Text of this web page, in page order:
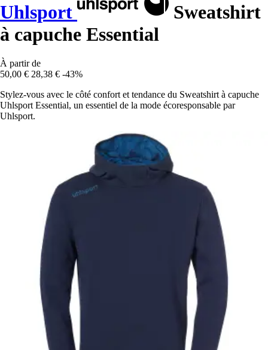
Uhlsport
Sweatshirt
à capuche Essential
À partir de
50,00 € 28,38 € -43%
Stylez-vous avec le côté confort et tendance du Sweatshirt à capuche
Uhlsport Essential, un essentiel de la mode écoresponsable par
Uhlsport.